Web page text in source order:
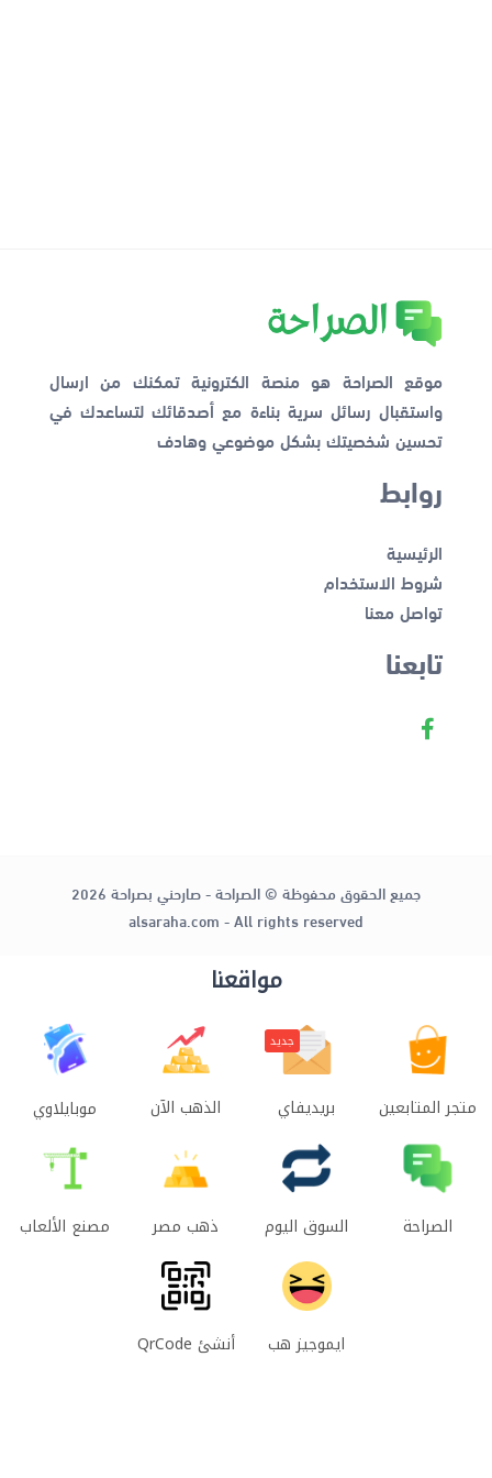
موقع الصراحة هو منصة الكترونية تمكنك من ارسال
واستقبال رسائل سرية بناءة مع أصدقائك لتساعدك في
تحسين شخصيتك بشكل موضوعي وهادف
روابط
الرئيسية
شروط الاستخدام
تواصل معنا
تابعنا
جميع الحقوق محفوظة © الصراحة - صارحني بصراحة 2026
alsaraha.com - All rights reserved